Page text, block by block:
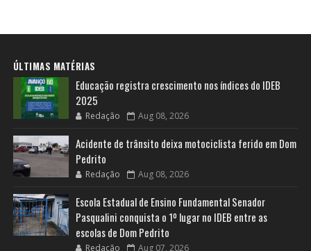
ÚLTIMAS MATÉRIAS
Educação registra crescimento nos índices do IDEB
2025
Redação Aug 08, 2026
Acidente de trânsito deixa motociclista ferido em Dom
Pedrito
Redação Aug 08, 2026
Escola Estadual de Ensino Fundamental Senador
Pasqualini conquista o 1º lugar no IDEB entre as
escolas de Dom Pedrito
Redação Aug 07, 2026